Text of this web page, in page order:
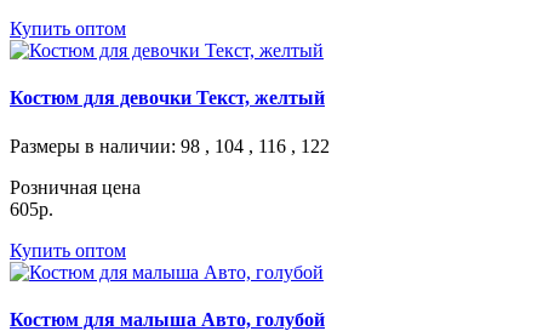
Купить оптом
Костюм для девочки Текст, желтый
Размеры в наличии: 98 , 104 , 116 , 122
Розничная цена
605р.
Купить оптом
Костюм для малыша Авто, голубой